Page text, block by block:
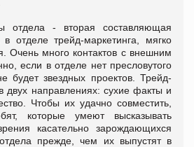
отдела - вторая составляющая
отделе трейд-маркетинга, мягко
Очень много контактов с внешним
если в отделе нет пресловутого
будет звездных проектов. Трейд-
двух направлениях: сухие факты и
Чтобы их удачно совместить,
которые умеют высказывать
касательно зарождающихся
прежде, чем их выпустят в